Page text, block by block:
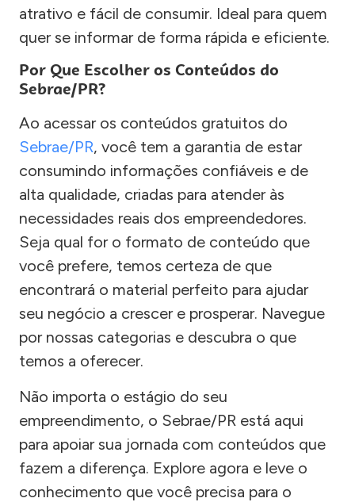
atrativo e fácil de consumir. Ideal para quem
quer se informar de forma rápida e eficiente.
Por Que Escolher os Conteúdos do
Sebrae/PR?
Ao acessar os conteúdos gratuitos do
Sebrae/PR, você tem a garantia de estar
consumindo informações confiáveis e de
alta qualidade, criadas para atender às
necessidades reais dos empreendedores.
Seja qual for o formato de conteúdo que
você prefere, temos certeza de que
encontrará o material perfeito para ajudar
seu negócio a crescer e prosperar. Navegue
por nossas categorias e descubra o que
temos a oferecer.
Não importa o estágio do seu
empreendimento, o Sebrae/PR está aqui
para apoiar sua jornada com conteúdos que
fazem a diferença. Explore agora e leve o
conhecimento que você precisa para o